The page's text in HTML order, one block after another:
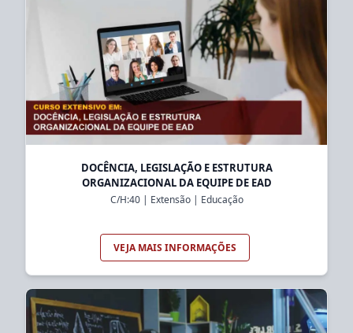
DOCÊNCIA, LEGISLAÇÃO E ESTRUTURA
ORGANIZACIONAL DA EQUIPE DE EAD
C/H:40| Extensão| Educação
VEJA MAIS INFORMAÇÕES